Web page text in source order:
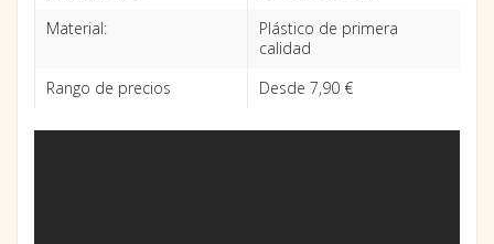
Material:
Plástico de primera
calidad
Rango de precios
Desde 7,90 €